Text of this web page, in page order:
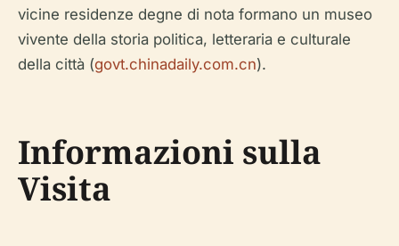
vicine residenze degne di nota formano un museo
vivente della storia politica, letteraria e culturale
della città (govt.chinadaily.com.cn).
Informazioni sulla
Visita